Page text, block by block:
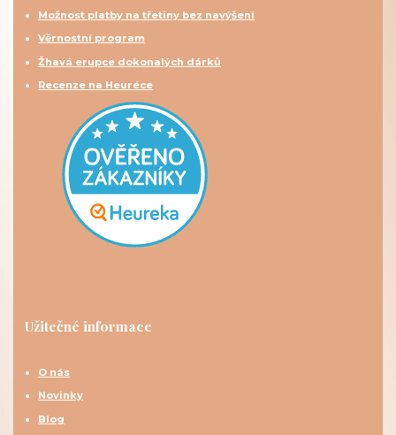
Možnost platby na třetiny bez navýšení
Věrnostní program
Žhavá erupce dokonalých dárků
Recenze na Heuréce
Užitečné informace
O nás
Novinky
Blog